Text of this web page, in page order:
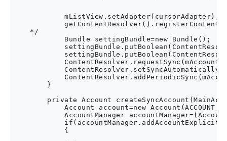
            mListView.setAdapter(cursorAdapter);
    */
            Bundle settingBundle=new Bundle();
        }
private Account
Account account=new
AccountManager
            {